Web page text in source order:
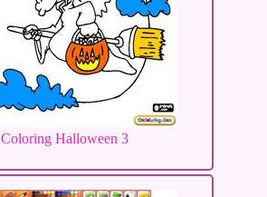
Coloring Halloween 3